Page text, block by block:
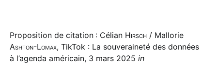
Proposition de citation : Célian Hirsch / Mallorie
Ashton-Lomax, TikTok : La souveraineté des données
à l’agenda américain, 3 mars 2025 in